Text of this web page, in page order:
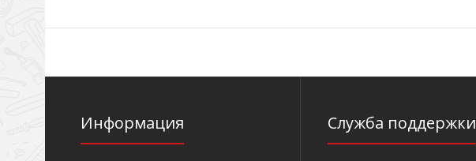
Информация Служба поддержки